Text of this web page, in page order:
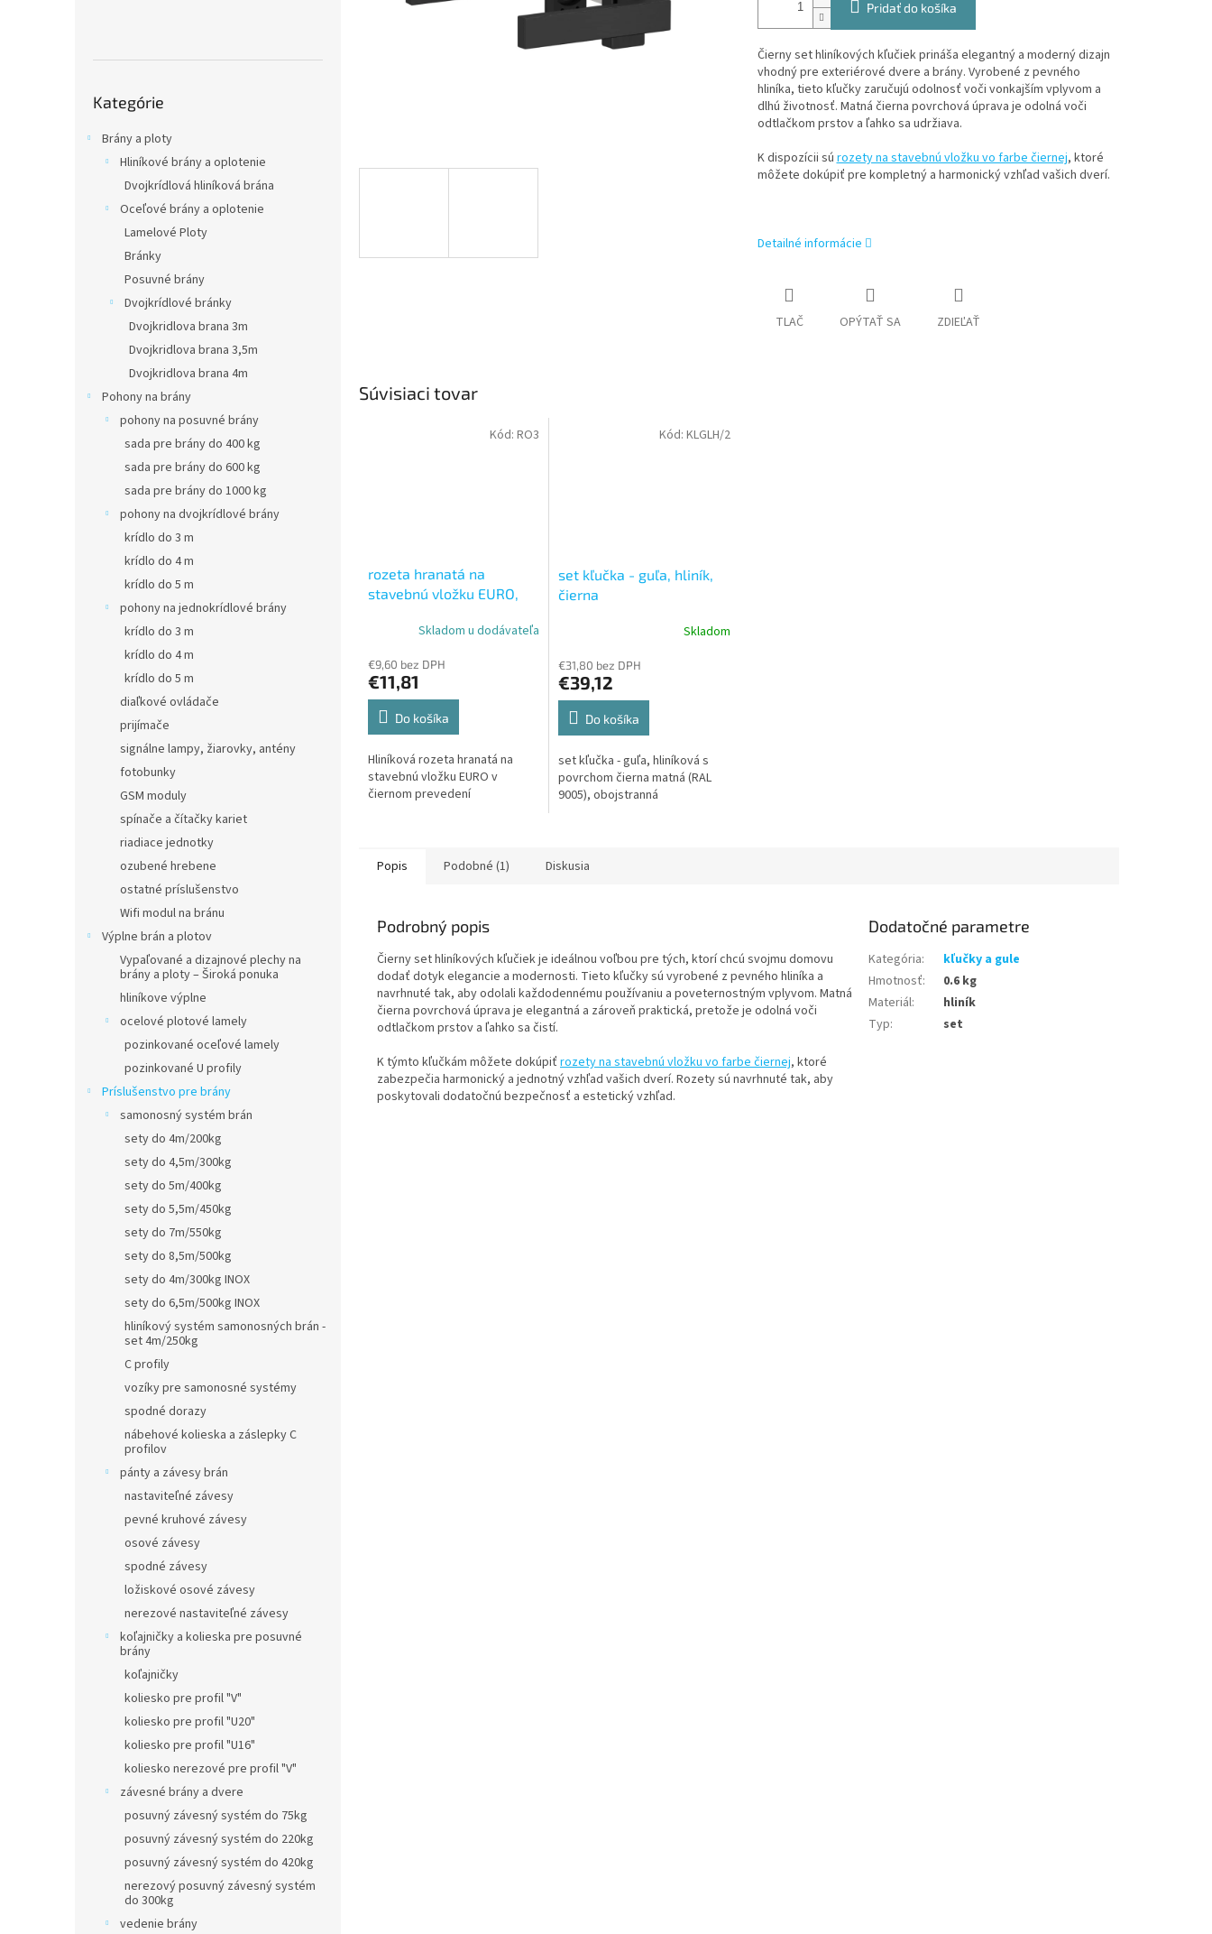
kategórie
Kategórie
Brány a ploty
Hliníkové brány a oplotenie
Dvojkrídlová hliníková brána
Oceľové brány a oplotenie
Lamelové Ploty
Bránky
Posuvné brány
Dvojkrídlové bránky
Dvojkridlova brana 3m
Dvojkridlova brana 3,5m
Dvojkridlova brana 4m
Pohony na brány
pohony na posuvné brány
sada pre brány do 400 kg
sada pre brány do 600 kg
sada pre brány do 1000 kg
pohony na dvojkrídlové brány
krídlo do 3 m
krídlo do 4 m
krídlo do 5 m
pohony na jednokrídlové brány
krídlo do 3 m
krídlo do 4 m
krídlo do 5 m
diaľkové ovládače
prijímače
signálne lampy, žiarovky, antény
fotobunky
GSM moduly
spínače a čítačky kariet
riadiace jednotky
ozubené hrebene
ostatné príslušenstvo
Wifi modul na bránu
Výplne brán a plotov
Vypaľované a dizajnové plechy na
brány a ploty – Široká ponuka
hliníkove výplne
ocelové plotové lamely
pozinkované oceľové lamely
pozinkované U profily
Príslušenstvo pre brány
samonosný systém brán
sety do 4m/200kg
sety do 4,5m/300kg
sety do 5m/400kg
sety do 5,5m/450kg
sety do 7m/550kg
sety do 8,5m/500kg
sety do 4m/300kg INOX
sety do 6,5m/500kg INOX
hliníkový systém samonosných brán -
set 4m/250kg
C profily
vozíky pre samonosné systémy
spodné dorazy
nábehové kolieska a záslepky C
profilov
pánty a závesy brán
nastaviteľné závesy
pevné kruhové závesy
osové závesy
spodné závesy
ložiskové osové závesy
nerezové nastaviteľné závesy
koľajničky a kolieska pre posuvné
brány
koľajničky
koliesko pre profil "V"
koliesko pre profil "U20"
koliesko pre profil "U16"
koliesko nerezové pre profil "V"
závesné brány a dvere
posuvný závesný systém do 75kg
posuvný závesný systém do 220kg
posuvný závesný systém do 420kg
nerezový posuvný závesný systém
do 300kg
vedenie brány
Pridať do košíka
Čierny set hliníkových kľučiek prináša elegantný a moderný dizajn
vhodný pre exteriérové dvere a brány. Vyrobené z pevného
hliníka, tieto kľučky zaručujú odolnosť voči vonkajším vplyvom a
dlhú životnosť. Matná čierna povrchová úprava je odolná voči
odtlačkom prstov a ľahko sa udržiava.
K dispozícii súrozety na stavebnú vložku vo farbe čiernej, ktoré
môžete dokúpiť pre kompletný a harmonický vzhľad vašich dverí.
Detailné informácie
TLAČ OPÝTAŤ SA ZDIEĽAŤ
Súvisiaci tovar
rozeta hranatá na
stavebnú vložku EURO,
Skladom u dodávateľa
€9,60 bez DPH
€11,81
Do košíka
Hliníková rozeta hranatá na
stavebnú vložku EURO v
čiernom prevedení
Kód: RO3
set kľučka - guľa, hliník,
čierna
Skladom
€31,80 bez DPH
€39,12
Do košíka
set kľučka - guľa, hliníková s
povrchom čierna matná (RAL
9005), obojstranná
Kód: KLGLH/2
Popis Podobné (1) Diskusia
Podrobný popis
Čierny set hliníkových kľučiek je ideálnou voľbou pre tých, ktorí chcú svojmu domovu
dodať dotyk elegancie a modernosti. Tieto kľučky sú vyrobené z pevného hliníka a
navrhnuté tak, aby odolali každodennému používaniu a poveternostným vplyvom. Matná
čierna povrchová úprava je elegantná a zároveň praktická, pretože je odolná voči
odtlačkom prstov a ľahko sa čistí.
K týmto kľučkám môžete dokúpiť rozety na stavebnú vložku vo farbe čiernej, ktoré
zabezpečia harmonický a jednotný vzhľad vašich dverí. Rozety sú navrhnuté tak, aby
poskytovali dodatočnú bezpečnosť a estetický vzhľad.
Dodatočné parametre
Kategória:
kľučky a gule
Hmotnosť:
0.6 kg
Materiál:
hliník
Typ: set